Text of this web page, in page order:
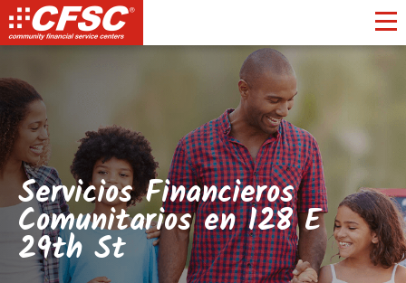
Servicios Financieros
Comunitarios en 128 E
29th St